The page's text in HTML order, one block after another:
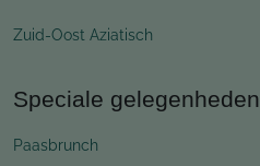
Zuid-Oost Aziatisch
Speciale gelegenheden
Paasbrunch